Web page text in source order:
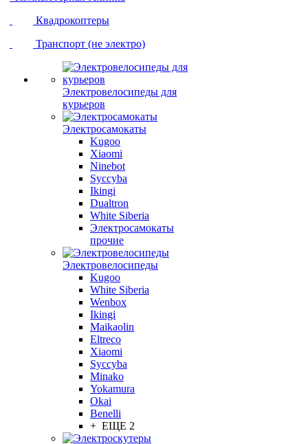
Квадрокоптеры
Транспорт (не электро)
Электровелосипеды для
курьеров
Электросамокаты
Kugoo
Xiaomi
Ninebot
Syccyba
Ikingi
Dualtron
White Siberia
Электросамокаты
прочие
Электровелосипеды
Kugoo
White Siberia
Wenbox
Ikingi
Maikaolin
Eltreco
Xiaomi
Syccyba
Minako
Yokamura
Okai
Benelli
+ ЕЩЕ 2